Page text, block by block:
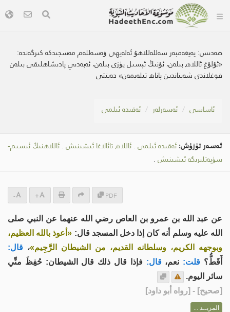
ھەدىس:پەيغەمبەر سەللەللاھۇ ئەلەيھى ۋەسەللەم مەسجىدكە كىرگەندە:
«ئۇلۇغ ئاللاھ بىلەن، ئۇنىڭ ئېسىل يۈزى بىلەن، ئەبەدىي پادىشاھلىقى بىلەن
قوغلاندى شەيتاندىن پاناھ تىلەيمەن» دەيتتى
ئاساسى ئەسەرلەر ئەقىدە ئىلمى
ئەسەر تۈزۈش: ئەقىدە ئىلمى . ئاللاھ تائالاغا ئىشىنىش . ئاللاھنىڭ ئىسىم-
سۈپەتلىرىگە ئىشىنىش .
PDF
+
-
عن عبد الله بن عمرو بن العاص رضي الله عنهما عن النبي صلى
الله عليه وسلم أنه كان إذا دخل المسجد قال: «أعوذ بالله العظيم،
وبوجهه الكريم، وسلطانه القديم، من الشيطان الرَّجِيم»، قال:
أَقَطُّ؟ قلت: نعم، قال: فإذا قال ذلك قال الشيطان: حُفِظَ منِّي
سائر اليوم.
[صحيح] - [رواه أبو داود]
المزيــد ...